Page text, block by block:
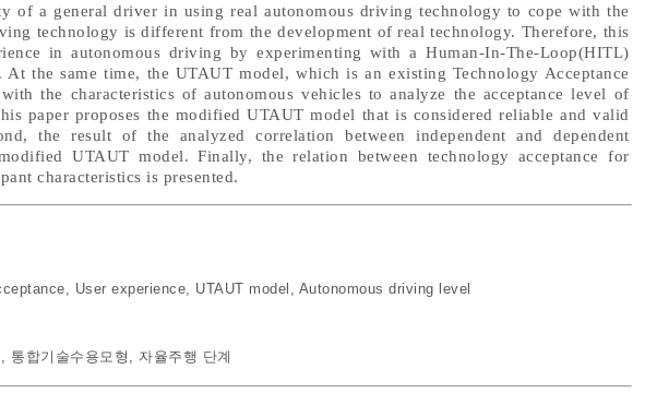
of a general driver in using real autonomous driving technology to cope with the
technology is different from the development of real technology. Therefore, this
in autonomous driving by experimenting with a Human-In-The-Loop(HITL)
the same time, the UTAUT model, which is an existing Technology Acceptance
the characteristics of autonomous vehicles to analyze the acceptance level of
paper proposes the modified UTAUT model that is considered reliable and valid
the result of the analyzed correlation between independent and dependent
UTAUT model. Finally, the relation between technology acceptance for
characteristics is presented.
, User experience, UTAUT model , Autonomous driving level
, 통합기술수용모형 , 자율주행 단계